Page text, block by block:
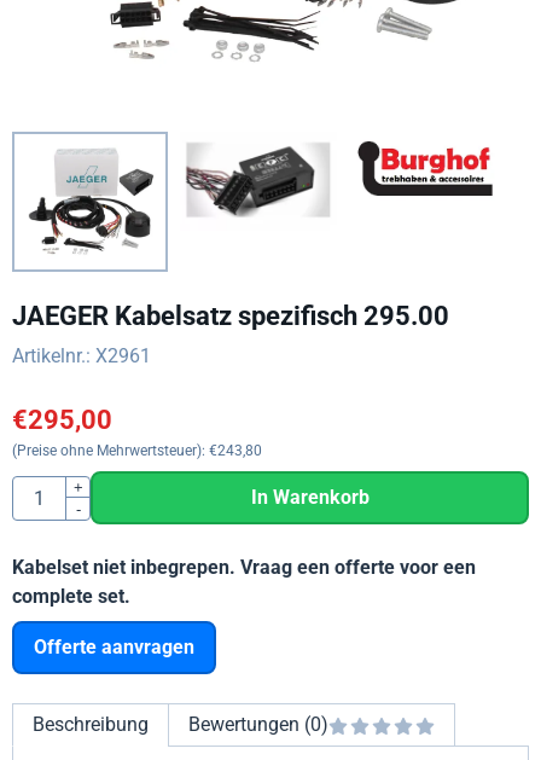
JAEGER Kabelsatz spezifisch 295.00
Artikelnr.: X2961
€295,00
(Preise ohne Mehrwertsteuer): €243,80
Anzahl
+
-
In Warenkorb
Kabelset niet inbegrepen. Vraag een offerte voor een
complete set.
Offerte aanvragen
Beschreibung Bewertungen (0)